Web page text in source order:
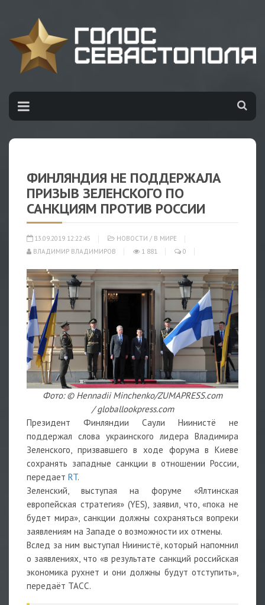
ФИНЛЯНДИЯ НЕ ПОДДЕРЖАЛА
ПРИЗЫВ ЗЕЛЕНСКОГО ПО
САНКЦИЯМ ПРОТИВ РОССИИ
13.09.2019 12:22:45 НОВОСТИ / В МИРЕ
ВЛАДИМИР ВЛАДИМИРОВ
1 881 0
Фото: © Hennadii Minchenko/ZUMAPRESS.com
/ globallookpress.com
Президент Финляндии Саули Ниинистё не
поддержал слова украинского лидера Владимира
Зеленского, призвавшего в ходе форума в Киеве
сохранять западные санкции в отношении России,
передает RT.
Зеленский, выступая на форуме «Ялтинская
европейская стратегия» (YES), заявил, что, «пока не
будет мира», санкции должны сохраняться вопреки
заявлениям на Западе о возможности их отмены.
Вслед за ним выступал Ниинистё, который напомнил
о заявлениях, что «в результате санкций российская
экономика рухнет и они должны будут отступить»,
передаёт ТАСС.